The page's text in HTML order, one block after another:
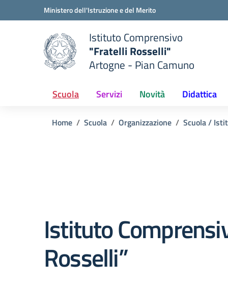
Vai ai contenuti
Vai al menu di navigazioneMinistero dell'Istruzione e del Merito
scuola
Istituto Comprensivo
"Fratelli Rosselli"
Artogne - Pian Camuno
Scuola Servizi Novità Didattica
Home Scuola Organizzazione Scuola /
Istituto
Rosselli”